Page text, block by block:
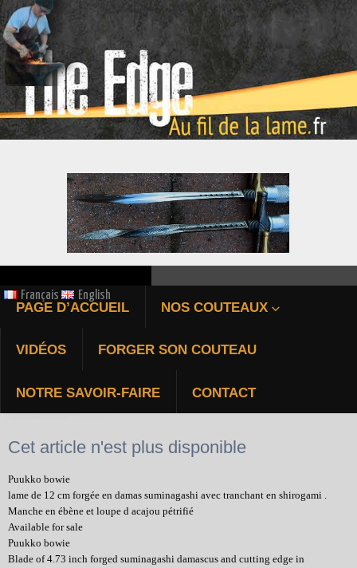
ÉPIEU DE CHASSE FORGÉ
Bienvenue au fil de la
Français English
PAGE D’ACCUEIL NOS COUTEAUX
VIDÉOS FORGER SON COUTEAU
NOTRE SAVOIR-FAIRE CONTACT
PUUKKO BOWIE
Cet article n'est plus disponible
Puukko bowie
lame de 12 cm forgée en damas suminagashi avec tranchant en shirogami .
Manche en ébène et loupe d acajou pétrifié
Available for sale
Puukko bowie
Blade of 4.73 inch forged suminagashi damascus and cutting edge in